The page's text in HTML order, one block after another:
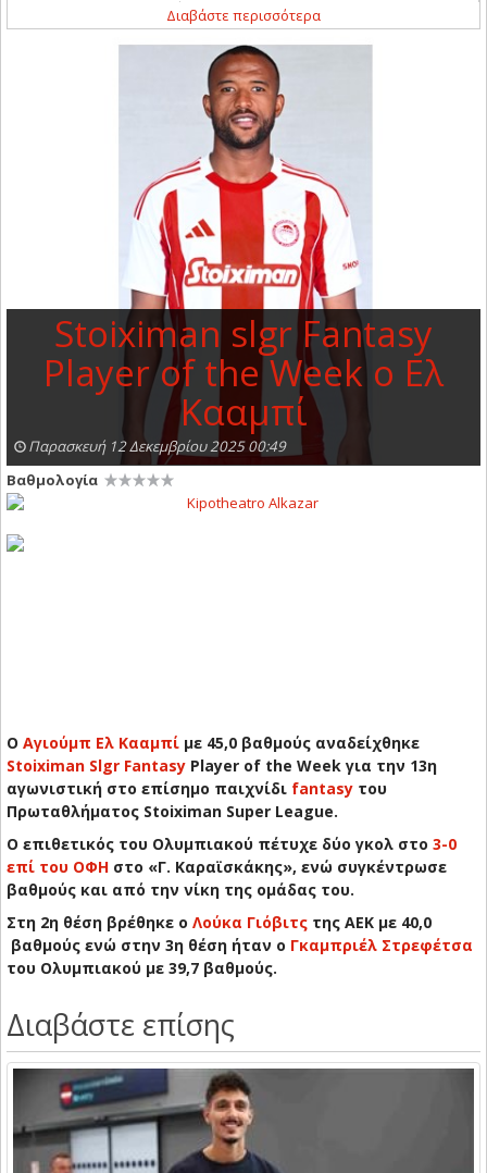
Διαβάστε περισσότερα
Stoiximan slgr Fantasy
Player of the Week ο Ελ
Κααμπί
Παρασκευή 12 Δεκεμβρίου 2025 00:49
Βαθμολογία
Ο Αγιούμπ Ελ Κααμπί με 45,0 βαθμούς αναδείχθηκε
Stoiximan Slgr Fantasy Player of the Week για την 13η
αγωνιστική στο επίσημο παιχνίδι fantasy του
Πρωταθλήματος Stoiximan Super League.
O επιθετικός του Ολυμπιακού πέτυχε δύο γκολ στο 3-0
επί του ΟΦΗ στο «Γ. Καραϊσκάκης», ενώ συγκέντρωσε
βαθμούς και από την νίκη της ομάδας του.
Στη 2η θέση βρέθηκε ο Λούκα Γιόβιτς της ΑΕΚ με 40,0
βαθμούς ενώ στην 3η θέση ήταν ο Γκαμπριέλ Στρεφέτσα
του Ολυμπιακού με 39,7 βαθμούς.
Διαβάστε επίσης